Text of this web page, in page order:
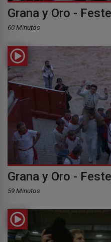
Grana y Oro -
60 Minutos
Grana y Oro -
59 Minutos